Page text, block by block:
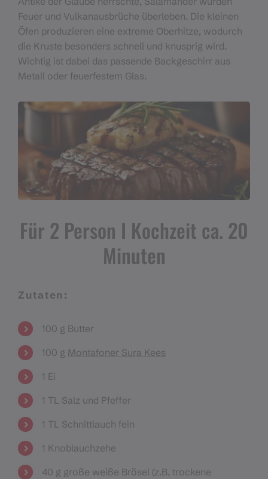
Feuer und Vulkanausbrüche überleben. Die kleinen
Öfen produzieren eine extreme Oberhitze, wodurch
die Kruste besonders schnell und knusprig wird.
Wichtig ist dabei das passende Backgeschirr aus
Metall oder feuerfestem Glas.
Für 2 Person I Kochzeit ca. 20
Minuten
Zutaten:
100 g Butter
100 g Montafoner Sura Kees
1 Ei
1 TL Salz und Pfeffer
1 TL Schnittlauch fein
1 Knoblauchzehe
40 g große weiße Brösel (z.B. trockene